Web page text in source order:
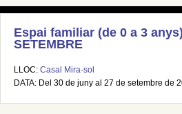
Espai familiar (de 0 a 3
SETEMBRE
LLOC: Casal Mira-sol
DATA: Del 30 de juny al 27 de setembre de